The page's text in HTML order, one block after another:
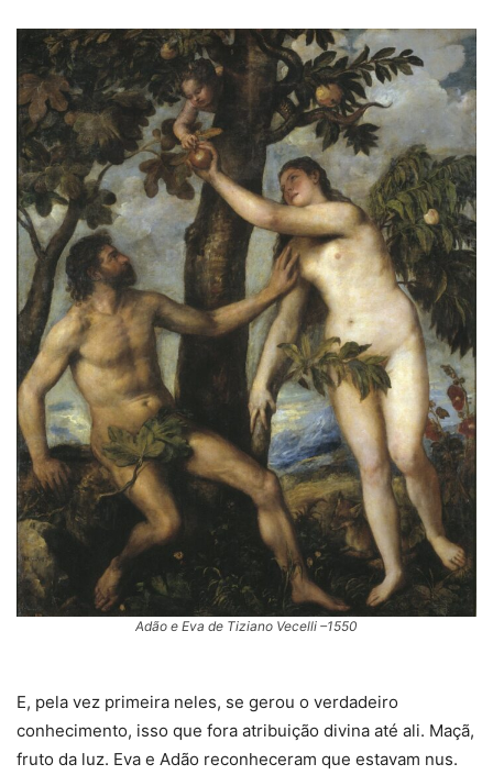
Adão e Eva de Tiziano Vecelli –1550
E, pela vez primeira neles, se gerou o verdadeiro
conhecimento, isso que fora atribuição divina até ali. Maçã,
fruto da luz. Eva e Adão reconheceram que estavam nus.